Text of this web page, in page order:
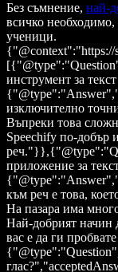
Без съмнение, най-
всичко необходимо,
ученици.
инструмент за
изключително
Въпреки това
Speechify по-добър
приложение за
към реч е това,
На пазара има
Най-добрият начин
вас е да ги